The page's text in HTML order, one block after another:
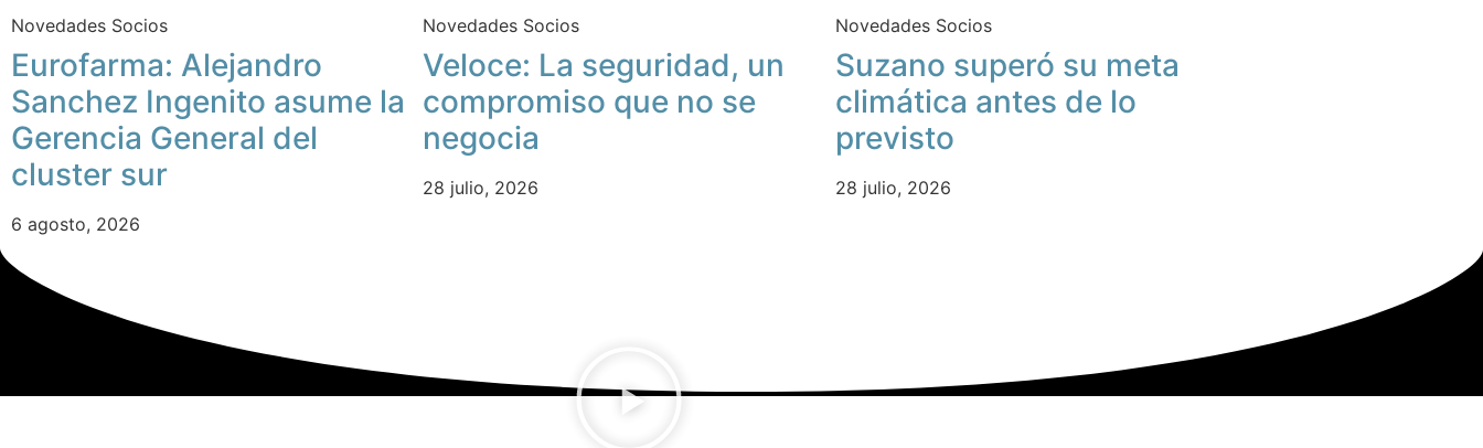
Novedades Socios
Eurofarma: Alejandro
Sanchez Ingenito asume la
Gerencia General del
cluster sur
6 agosto, 2026
Novedades Socios
Veloce: La seguridad, un
compromiso que no se
negocia
28 julio, 2026
Novedades Socios
Suzano superó su meta
climática antes de lo
previsto
28 julio, 2026